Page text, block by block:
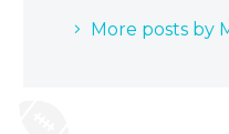
More posts by